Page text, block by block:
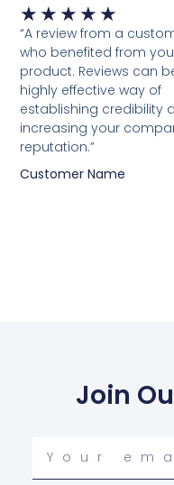
★ ★ ★ ★ ★
5
van
5
“A review from a
who benefited from
product. Reviews can
highly effective way of
establishing credibility
increasing your
reputation.”
Customer Name
Join
email